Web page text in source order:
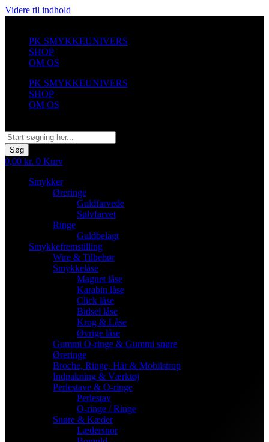
Videre til indhold
PK SMYKKEUNIVERS
SHOP
OM OS
PK SMYKKEUNIVERS
SHOP
OM OS
Søg
0,00 kr. 0 Kurv
Smykker
Øreringe
Guldfarvede
Sølvfarvet
Ringe
Guldbelagt
Smykkefremstilling
Wire & Tilbehør
Smykkelåse
Magnet låse
Karabin låse
Click låse
Bidsel låse
Krog & Låse
Øvrige låse
Gummi O-ringe & Gummi snøre
Øreringe
Broche, Ringe, Hår & Mobilstrop
Indpakning & Værktøj
Perlestave & O-ringe
Perlestav
O-ringe / Ringe
Snøre & Kæder
Lædersnor